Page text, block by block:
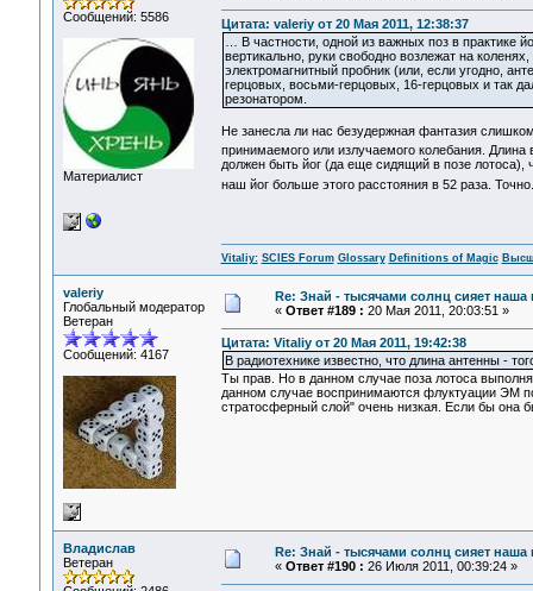
Сообщений: 5586
Материалист
Цитата: valeriy от 20 Мая 2011, 12:38:37
… В частности, одной из важных поз в практике
вертикально, руки свободно возлежат на
электромагнитный пробник (или, если угодно,
герцовых, восьми-герцовых, 16-герцовых и так
резонатором.
Не занесла ли нас безудержная фантазия
принимаемого или излучаемого колебания. Длина
должен быть йог (да еще сидящий в позе
наш йог больше этого расстояния в 52 раза.
Vitaliy: SCIES Forum Glossary Definitions of Magic
valeriy
Глобальный модератор
Ветеран
Сообщений: 4167
Re: Знай - тысячами солнц сияет наша
« Ответ #189 : 20 Мая 2011, 20:03:51 »
Цитата: Vitaliy от 20 Мая 2011, 19:42:38
В радиотехнике известно, что длина антенны -
Ты прав. Но в данном случае поза лотоса
данном случае воспринимаются флуктуации ЭМ
стратосферный слой" очень низкая. Если бы она
Владислав
Ветеран
Re: Знай - тысячами солнц сияет наша
« Ответ #190 : 26 Июля 2011, 00:39:24 »